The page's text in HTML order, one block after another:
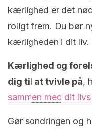
kærlighed er det
roligt frem. Du bør
kærligheden i dit liv.
Kærlighed og
dig til at tvivle på,
sammen med dit
Gør sondringen og